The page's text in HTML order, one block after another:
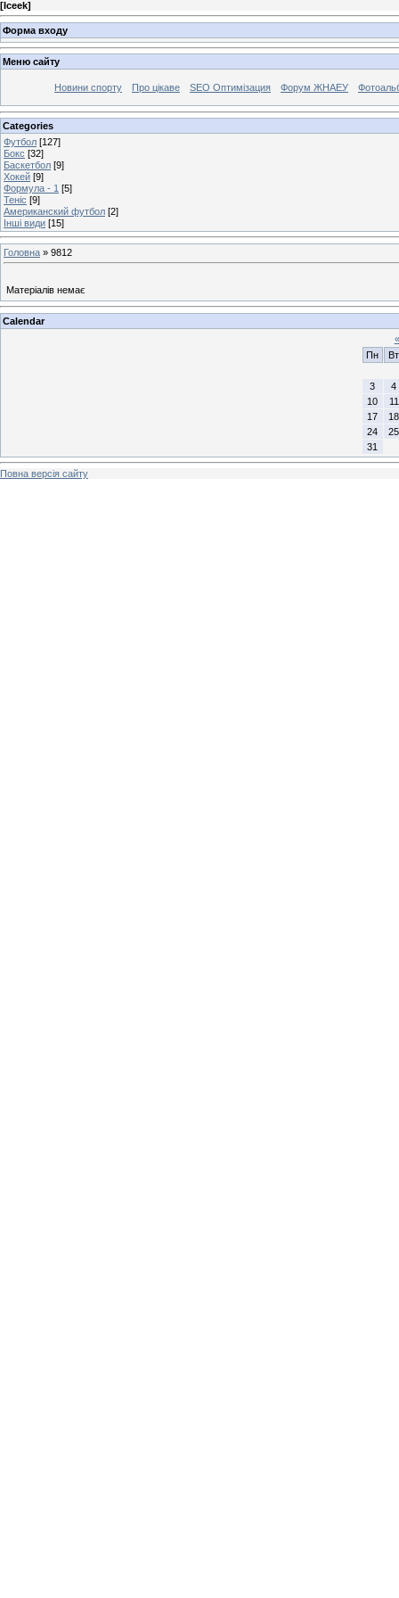
[Iceek]
Форма входу
Меню сайту
Новини спорту Про цікаве SEO Оптимізация Форум ЖНАЕУ
Categories
Футбол [127]
Бокс [32]
Баскетбол [9]
Хокей [9]
Формула - 1 [5]
Теніс [9]
Американский футбол [2]
Інші види [15]
Головна » 9812
Матеріалів немає
Calendar
«
Пн
Вт
3
4
10
11
17
18
24
25
31
Повна версія сайту